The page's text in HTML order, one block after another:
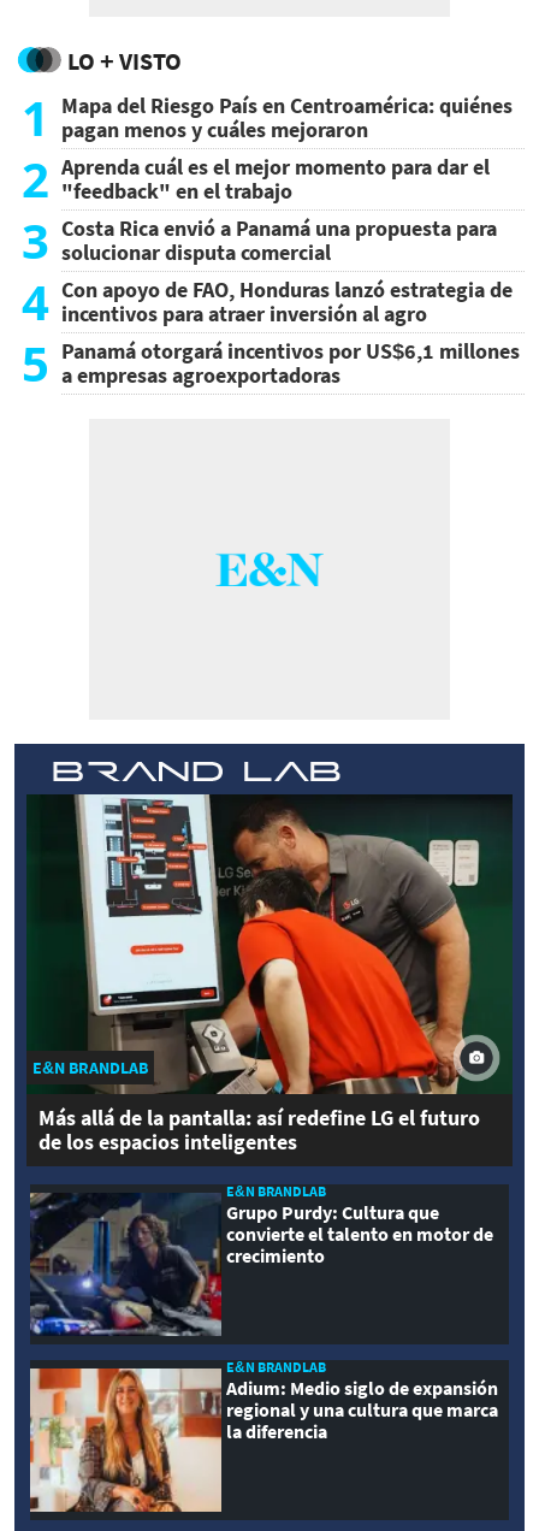
LO + VISTO
1
Mapa del Riesgo País en Centroamérica: quiénes
pagan menos y cuáles mejoraron
2 Aprenda cuál es el mejor momento para dar el
"feedback" en el trabajo
3 Costa Rica envió a Panamá una propuesta para
solucionar disputa comercial
4 Con apoyo de FAO, Honduras lanzó estrategia de
incentivos para atraer inversión al agro
5 Panamá otorgará incentivos por US$6,1 millones
a empresas agroexportadoras
E&N BRANDLAB
Más allá de la pantalla: así redefine LG el futuro
de los espacios inteligentes
E&N BRANDLAB
Grupo Purdy: Cultura que
convierte el talento en motor de
crecimiento
E&N BRANDLAB
Adium: Medio siglo de expansión
regional y una cultura que marca
la diferencia